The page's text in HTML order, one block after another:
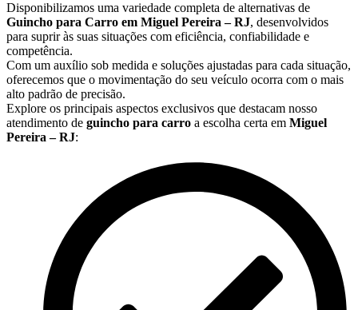
Disponibilizamos uma variedade completa de alternativas de
Guincho para Carro em Miguel Pereira – RJ, desenvolvidos
para suprir às suas situações com eficiência, confiabilidade e
competência.
Com um auxílio sob medida e soluções ajustadas para cada situação,
oferecemos que o movimentação do seu veículo ocorra com o mais
alto padrão de precisão.
Explore os principais aspectos exclusivos que destacam nosso
atendimento de guincho para carro a escolha certa em Miguel
Pereira – RJ: